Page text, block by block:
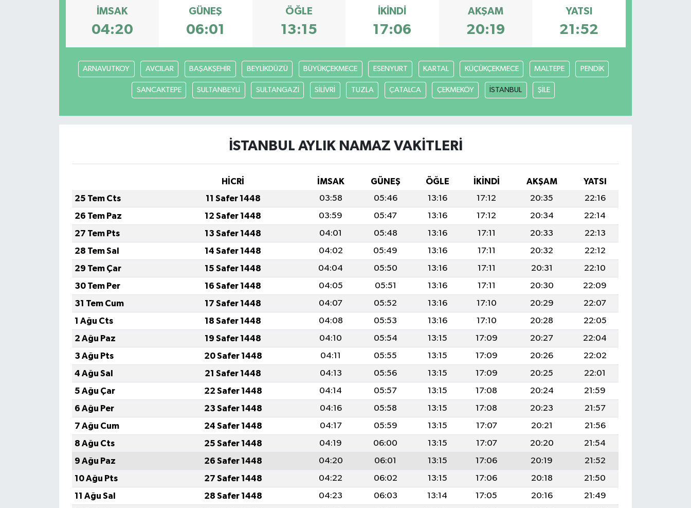
İMSAK
04:20
GÜNEŞ
06:01
ÖĞLE
13:15
İKINDI
17:06
AKŞAM
20:19
YATSI
21:52
ARNAVUTKOY AVCILAR BAŞAKŞEHİR BEYLİKDÜZÜ BÜYÜKÇEKMECE ESENYURT KARTAL KÜÇÜKÇEKMECE MALTEPE PENDİK
SANCAKTEPE SULTANBEYLİ SULTANGAZİ SİLİVRİ TUZLA ÇATALCA ÇEKMEKÖY İSTANBUL ŞİLE
İSTANBUL AYLIK NAMAZ VAKITLERI
HİCRİ İMSAK GÜNEŞ ÖĞLE İKINDI AKŞAM
YATSI
25 Tem Cts
11 Safer 1448 03:58 05:46 13:16 17:12 20:35
22:16
26 Tem Paz
12 Safer 1448 03:59 05:47 13:16 17:12 20:34
22:14
27 Tem Pts
13 Safer 1448 04:01 05:48 13:16 17:11 20:33
22:13
28 Tem Sal
14 Safer 1448 04:02 05:49 13:16 17:11 20:32
22:12
29 Tem Çar
15 Safer 1448 04:04 05:50 13:16 17:11 20:31
22:10
30 Tem Per
16 Safer 1448 04:05 05:51 13:16 17:11 20:30
22:09
31 Tem Cum
17 Safer 1448 04:07 05:52 13:16 17:10 20:29
22:07
1 Ağu Cts
18 Safer 1448 04:08 05:53 13:16 17:10 20:28
22:05
2 Ağu Paz
19 Safer 1448 04:10 05:54 13:15 17:09 20:27
22:04
3 Ağu Pts
20 Safer 1448 04:11 05:55 13:15 17:09 20:26
22:02
4 Ağu Sal
21 Safer 1448 04:13 05:56 13:15 17:09 20:25
22:01
5 Ağu Çar
22 Safer 1448 04:14 05:57 13:15 17:08 20:24
21:59
6 Ağu Per
23 Safer 1448 04:16 05:58 13:15 17:08 20:23
21:57
7 Ağu Cum
24 Safer 1448 04:17 05:59 13:15 17:07 20:21
21:56
8 Ağu Cts
25 Safer 1448 04:19 06:00 13:15 17:07 20:20
21:54
9 Ağu Paz
26 Safer 1448 04:20 06:01 13:15 17:06 20:19
21:52
10 Ağu Pts
27 Safer 1448 04:22 06:02 13:15 17:06 20:18
21:50
11 Ağu Sal
28 Safer 1448 04:23 06:03 13:14 17:05 20:16
21:49